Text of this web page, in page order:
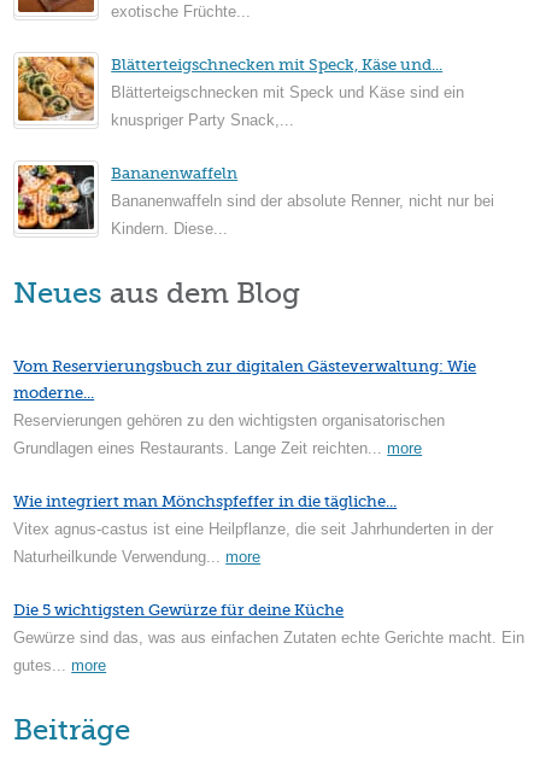
exotische Früchte...
Blätterteigschnecken mit Speck, Käse und...
Blätterteigschnecken mit Speck und Käse sind ein
knuspriger Party Snack,...
Bananenwaffeln
Bananenwaffeln sind der absolute Renner, nicht nur bei
Kindern. Diese...
Neues aus dem Blog
Vom Reservierungsbuch zur digitalen Gästeverwaltung: Wie
moderne...
Reservierungen gehören zu den wichtigsten organisatorischen
Grundlagen eines Restaurants. Lange Zeit reichten...more
Wie integriert man Mönchspfeffer in die tägliche...
Vitex agnus-castus ist eine Heilpflanze, die seit Jahrhunderten in der
Naturheilkunde Verwendung...more
Die 5 wichtigsten Gewürze für deine Küche
Gewürze sind das, was aus einfachen Zutaten echte Gerichte macht. Ein
gutes...more
Beiträge